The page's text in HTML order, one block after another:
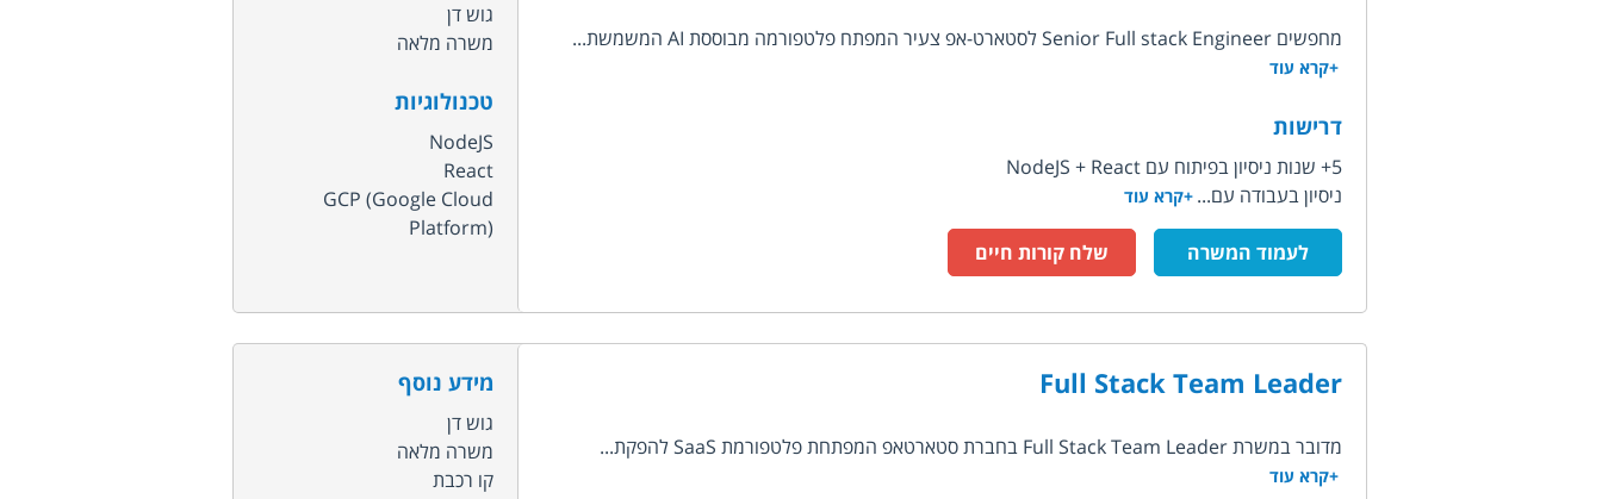
מחפשים Senior Full stack Engineer לסטארט-אפ צעיר המפתח פלטפורמה מבוססת AI המשמשת...
+קרא עוד
דרישות
5+ שנות ניסיון בפיתוח עם NodeJS + React
ניסיון בעבודה עם... +קרא עוד
גוש דן
משרה מלאה
טכנולוגיות
NodeJS
React
GCP (Google Cloud
Platform)
לעמוד המשרה
שלח קורות חיים
Full Stack Team Leader
מדובר במשרת Full Stack Team Leader בחברת סטארטאפ המפתחת פלטפורמת SaaS להפקת...
+קרא עוד
מידע נוסף
גוש דן
משרה מלאה
קו רכבת